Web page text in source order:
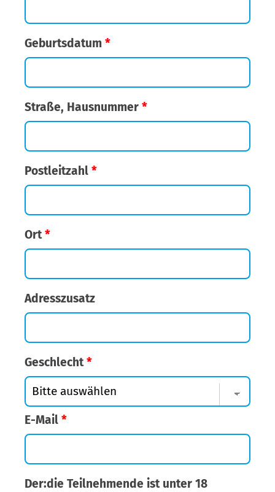
Geburtsdatum *
Straße, Hausnummer *
Postleitzahl *
Ort*
Adresszusatz
Geschlecht*
E-Mail *
Der:die Teilnehmende ist unter 18